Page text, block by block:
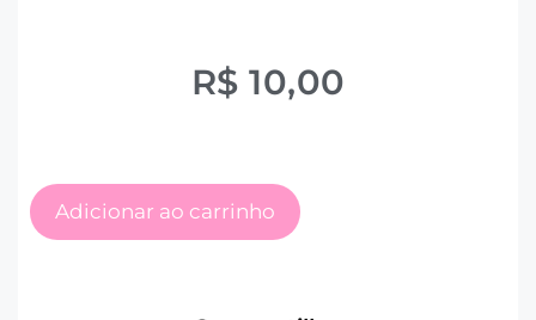
R$ 10,00
Adicionar ao carrinho